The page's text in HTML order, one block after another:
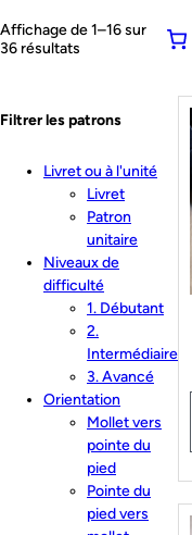
Affichage de 1–16 sur
36 résultats
au
Filtrer les patrons
Livret ou à l'unité
Livret
Patron
unitaire
Niveaux de
difficulté
1. Débutant
2.
Intermédiaire
3. Avancé
Orientation
Mollet vers
pointe du
pied
Pointe du
pied vers